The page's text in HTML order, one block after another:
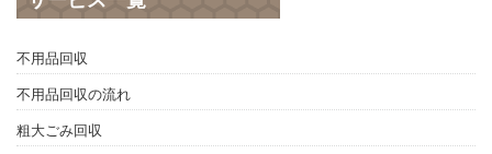
不用品回収
不用品回収の流れ
粗大ごみ回収